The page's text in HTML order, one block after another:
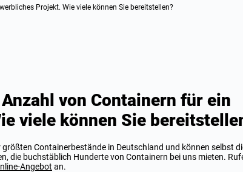
Projekt. Wie viele können Sie bereitstellen?
von Containern für ein
viele können Sie
Containerbestände in Deutschland und können selbst
die buchstäblich Hunderte von Containern bei uns mieten.
Angebot an.